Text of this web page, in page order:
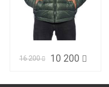
16 200 10 200